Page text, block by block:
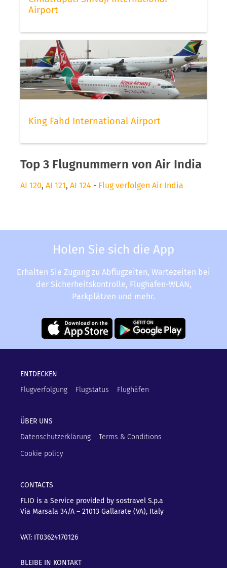
Airport
King Fahd International Airport
Top 3 Flugnummern von Air India
AI 120, AI 121, AI 124 - Flug verfolgen Air India
Holen Sie sich die App
Erhalten Sie Zugang zu Abflugzeiten, Wartezeiten bei
der Sicherheitskontrolle, Flughafen-WLAN,
Parkplätzen und mehr.
ENTDECKEN
Flugverfolgung
Flugstatus Flughäfen
ÜBER UNS
Datenschutzerklärung
Terms & Conditions
Cookie policy
CONTACTS
FLIO is a Service provided by sostravel S.p.a
Via Marsala 34/A – 21013 Gallarate (VA), Italy
VAT: IT03624170126
BLEIBE IN KONTAKT